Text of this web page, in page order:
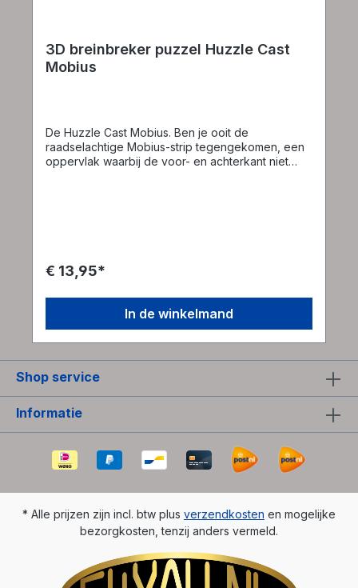
3D breinbreker puzzel Huzzle Cast
Mobius
De Huzzle Cast Mobius. Ben je ooit de
raadselachtige Mobius-strip tegengekomen, een
oppervlak waarbij de voor- en achterkant niet
voortdurend van rol wisselen, waardoor je
kant je op moet. De strip lijkt te draaien en te
draaien en tart bij elke bocht je verwachtingen.
Lukt het jou om een ​​uitweg te vinden uit deze
ontworpen door de Nederlandse puzzelmeester
Oskar Van Deventer, belichaamt het thema van de
probleemoplossende vaardigheden tot het
uiterste worden gedreven. Kun jij de complexiteit
van dit Möbius-doolhof ontwarren en als
overwinnaar tevoorschijn komen?
€ 13,95*
In de winkelmand
Shop service
Informatie
* Alle prijzen zijn incl. btw plus verzendkosten en mogelijke
bezorgkosten, tenzij anders vermeld.